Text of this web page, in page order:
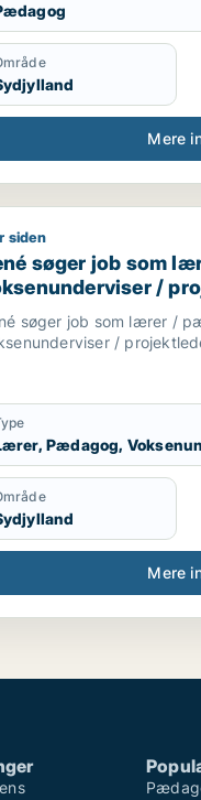
Mere
søger job som
siden
søger job som
/
søger job som lærer /
/
Pædagog,
Mere